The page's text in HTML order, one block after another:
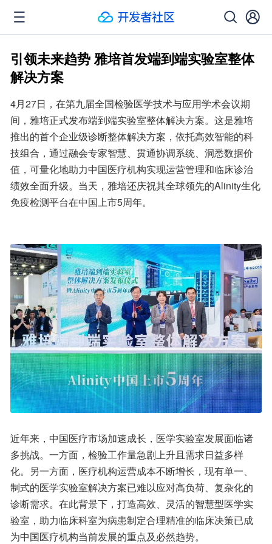
引领未来趋势 雅培首发端到端实验室整体
解决方案
4月27日，在第九届全国检验医学技术与应用学术会议期
间，雅培正式发布端到端实验室整体解决方案。这是雅培
推出的首个企业级诊断整体解决方案，依托高效智能的科
技组合，通过融会专家智慧、贯通协调系统、洞悉数据价
值，可量化地助力中国医疗机构实现运营管理和临床诊治
绩效全面升级。当天，雅培还庆祝其全球领先的Alinity生化
免疫检测平台在中国上市5周年。
近年来，中国医疗市场加速成长，医学实验室发展面临诸
多挑战。一方面，检验工作量急剧上升且需求日益多样
化。另一方面，医疗机构运营成本不断增长，现有单一、
制式的医学实验室解决方案已难以应对高负荷、复杂化的
诊断需求。在此背景下，打造高效、灵活的智慧型医学实
验室，助力临床科室为病患制定合理精准的临床决策已成
为中国医疗机构当前发展的重点及必然趋势。